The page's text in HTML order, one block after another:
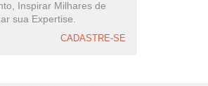
Inspirar Milhares de
sua Expertise.
CADASTRE-SE